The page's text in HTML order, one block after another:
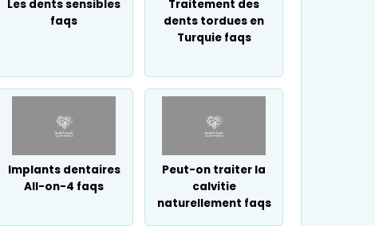
Les dents sensibles
faqs
Traitement des
dents tordues en
Turquie faqs
Implants dentaires
All-on-4 faqs
Peut-on traiter la
calvitie
naturellement faqs